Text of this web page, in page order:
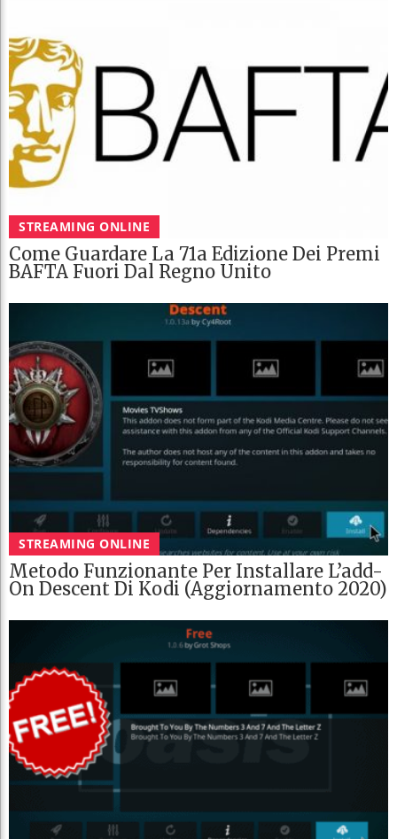
STREAMING ONLINE
Come Guardare La 71a Edizione Dei Premi
BAFTA Fuori Dal Regno Unito
STREAMING ONLINE
Metodo Funzionante Per Installare L’add-
On Descent Di Kodi (Aggiornamento 2020)